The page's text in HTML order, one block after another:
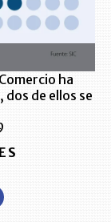
ha
dos de ellos se